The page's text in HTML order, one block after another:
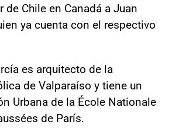
Chile en Canadá a Juan
ya cuenta con el respectivo
es arquitecto de la
de Valparaíso y tiene un
Urbana de la École Nationale
de París.